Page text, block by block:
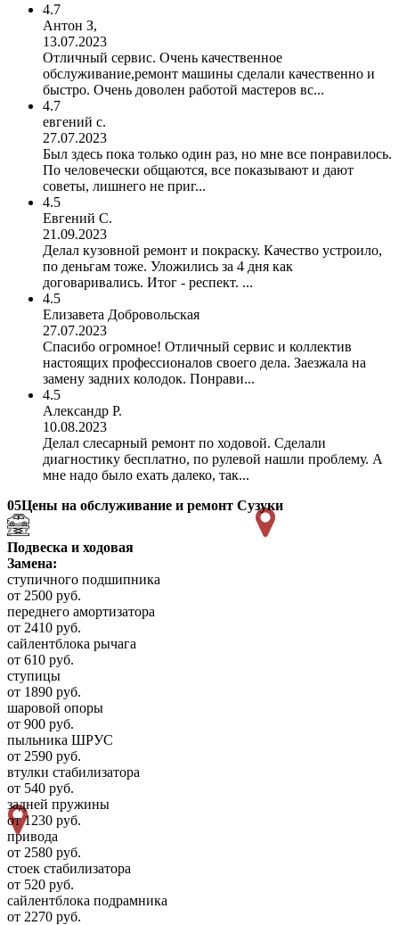
4.7
Антон З,
13.07.2023
Отличный сервис. Очень качественное
обслуживание,ремонт машины сделали качественно и
быстро. Очень доволен работой мастеров вс...
4.7
евгений с.
27.07.2023
Был здесь пока только один раз, но мне все понравилось.
По человечески общаются, все показывают и дают
советы, лишнего не приг...
4.5
Евгений С.
21.09.2023
Делал кузовной ремонт и покраску. Качество устроило,
по деньгам тоже. Уложились за 4 дня как
договаривались. Итог - респект. ...
4.5
Елизавета Добровольская
27.07.2023
Спасибо огромное! Отличный сервис и коллектив
настоящих профессионалов своего дела. Заезжала на
замену задних колодок. Понрави...
4.5
Александр Р.
10.08.2023
Делал слесарный ремонт по ходовой. Сделали
диагностику бесплатно, по рулевой нашли проблему. А
мне надо было ехать далеко, так...
05Цены на обслуживание и ремонт Сузуки
Подвеска и ходовая
Замена:
ступичного подшипника
от 2500 руб.
переднего амортизатора
от 2410 руб.
сайлентблока рычага
от 610 руб.
ступицы
от 1890 руб.
шаровой опоры
от 900 руб.
пыльника ШРУС
от 2590 руб.
втулки стабилизатора
от 540 руб.
задней пружины
от 1230 руб.
привода
от 2580 руб.
стоек стабилизатора
от 520 руб.
сайлентблока подрамника
от 2270 руб.